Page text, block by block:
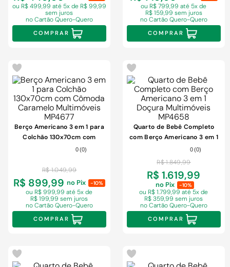
ou R$ 499,99 até 5x de R$ 99,99
sem juros
no Cartão Quero-Quero
COMPRAR
ou R$ 799,99até 5x de
R$ 159,99 sem juros
no Cartão Quero-Quero
COMPRAR
Berço Americano 3 em 1 para
Colchão 130x70cm com
Cômoda Caramelo
0 (0)
R$ 1.049,99
R$ 899,99 no Pix -10%
ou R$ 999,99até 5x de
R$ 199,99 sem juros
no Cartão Quero-Quero
COMPRAR
Quarto de Bebê Completo
com Berço Americano 3 em 1
Doçura Multimóveis MP4658
0 (0)
R$ 1.849,99
R$ 1.619,99
no Pix -10%
ou R$ 1.799,99até 5x de
R$ 359,99 sem juros
no Cartão Quero-Quero
COMPRAR